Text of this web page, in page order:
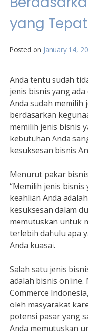
yang
Posted on January 14,
Anda tentu sudah
jenis bisnis yang
Anda sudah memilih
berdasarkan
memilih jenis bisnis
kebutuhan Anda
kesuksesan bisnis
Menurut pakar
“Memilih jenis bisnis
keahlian Anda
kesuksesan dalam
memutuskan untuk
terlebih dahulu apa
Anda kuasai.
Salah satu jenis
adalah bisnis online.
Commerce
oleh masyarakat
potensi pasar yang
Anda memutuskan